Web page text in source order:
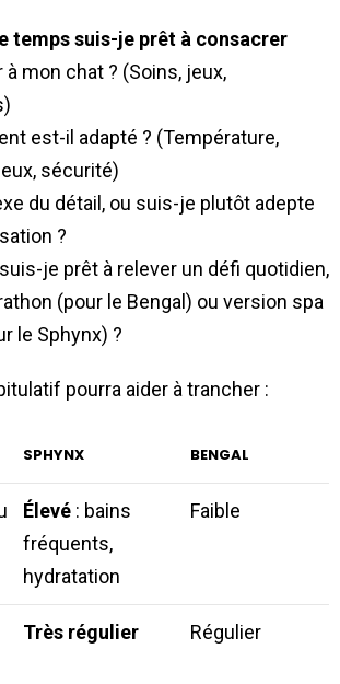
temps suis-je prêt à consacrer
à mon chat ? (Soins, jeux,
est-il adapté ? (Température,
sécurité)
du détail, ou suis-je plutôt adepte
?
je prêt à relever un défi quotidien,
(pour le Bengal) ou version spa
le Sphynx) ?
pourra aider à trancher :
SPHYNX BENGAL
Élevé : bains
fréquents,
hydratation
Faible
Très régulier Régulier